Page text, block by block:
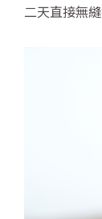
二天直接無